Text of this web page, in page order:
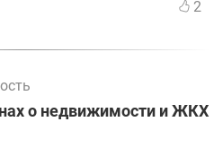
2
о недвижимости и ЖКХ